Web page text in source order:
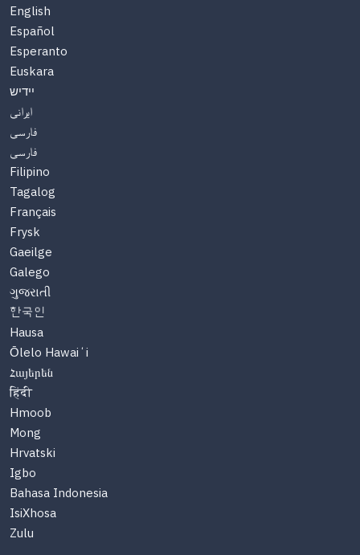
English
Español
Esperanto
Euskara
יידיש
ایرانی
فارسی
فارسی
Filipino
Tagalog
Français
Frysk
Gaeilge
Galego
ગુજરાતી
한국인
Hausa
Ōlelo Hawaiʻi
Հայերեն
हिंदी
Hmoob
Mong
Hrvatski
Igbo
Bahasa Indonesia
IsiXhosa
Zulu